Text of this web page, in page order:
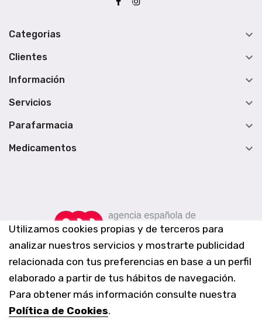
Utilizamos cookies propias y de terceros para
analizar nuestros servicios y mostrarte publicidad
relacionada con tus preferencias en base a un perfil
elaborado a partir de tus hábitos de navegación.
Para obtener más información consulte nuestra
Política de Cookies.
Categorias 
Clientes 
Información 
Servicios 
Parafarmacia 
Medicamentos 